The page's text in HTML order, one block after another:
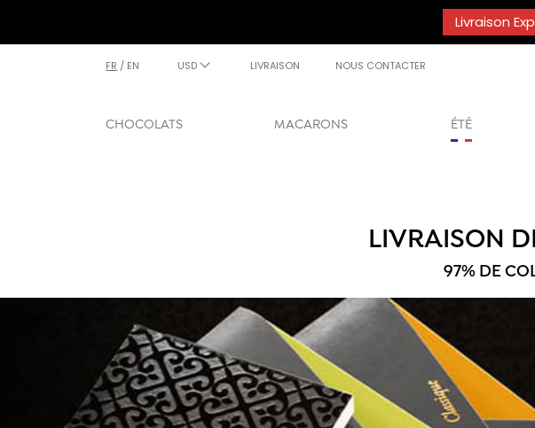
Livraison
FR / EN USD LIVRAISON NOUS CONTACTER
CHOCOLATS MACARONS ÉTÉ
LIVRAISON
97% DE